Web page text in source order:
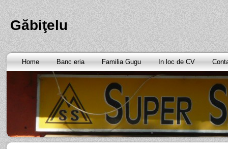
Găbiţelu
Home Banc eria Familia Gugu In loc de CV